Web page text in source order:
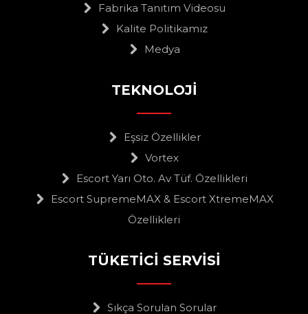
Fabrika Tanıtım Videosu
Kalite Politikamız
Medya
TEKNOLOJİ
Eşsiz Özellikler
Vortex
Escort Yarı Oto. Av Tüf. Özellikleri
Escort SupremeMAX & Escort XtremeMAX
Özellikleri
TÜKETİCİ SERVİSİ
Sıkça Sorulan Sorular